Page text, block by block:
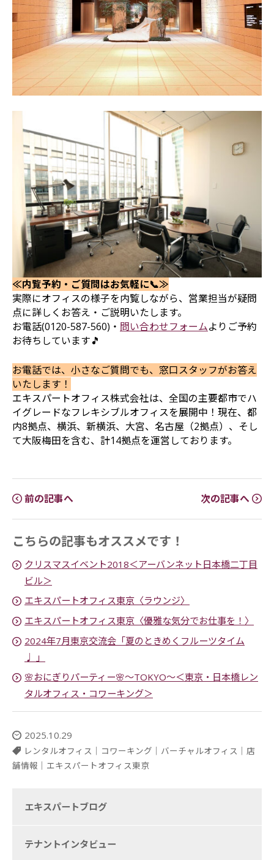
≪内覧予約・ご質問はお気軽に📞≫
実際にオフィスの様子を内覧しながら、営業担当が疑問
点に詳しくお答え・ご説明いたします。
お電話(0120-587-560)・ 問い合わせフォームよりご予約
お待ちしています🎵
お電話では、小さなご質問でも、窓口スタッフがお答え
いたします！
エキスパートオフィス株式会社は、全国の主要都市でハ
イグレードなフレキシブルオフィスを展開中！現在、都
内8拠点、横浜、新横浜、大宮、名古屋（2拠点）、そし
て大阪梅田を含む、計14拠点を運営しております。
前の記事へ 次の記事へ
こちらの記事もオススメです！
クリスマスイベント2018＜アーバンネット日本橋二丁目
ビル＞
エキスパートオフィス東京〈ラウンジ〉
エキスパートオフィス東京〈優雅な気分でお仕事を！〉
2024年7月東京交流会「夏のときめくフルーツタイム
♩ 」
🌸おにぎりパーティー🌸～TOKYO～＜東京・日本橋レン
タルオフィス・コワーキング＞
2025.10.29
レンタルオフィス ｜ コワーキング ｜ バーチャルオフィス ｜ 店
舗情報 ｜ エキスパートオフィス東京
エキスパートブログ
テナントインタビュー